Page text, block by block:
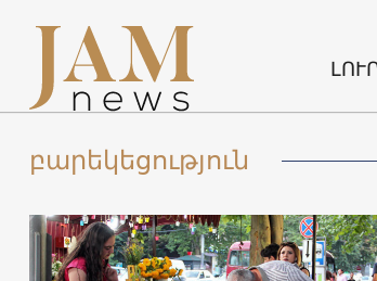
բարեկեցություն